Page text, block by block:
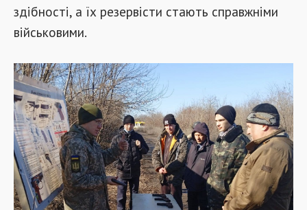
здібності, а їх резервісти стають справжніми
військовими.